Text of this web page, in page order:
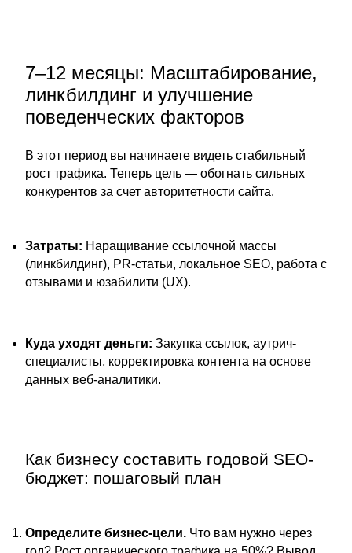
7–12 месяцы: Масштабирование,
линкбилдинг и улучшение
поведенческих факторов
В этот период вы начинаете видеть стабильный
рост трафика. Теперь цель — обогнать сильных
конкурентов за счет авторитетности сайта.
Затраты: Наращивание ссылочной массы
(линкбилдинг), PR-статьи, локальное SEO, работа с
отзывами и юзабилити (UX).
Куда уходят деньги: Закупка ссылок, аутрич-
специалисты, корректировка контента на основе
данных веб-аналитики.
Как бизнесу составить годовой SEO-
бюджет: пошаговый план
Определите бизнес-цели. Что вам нужно через